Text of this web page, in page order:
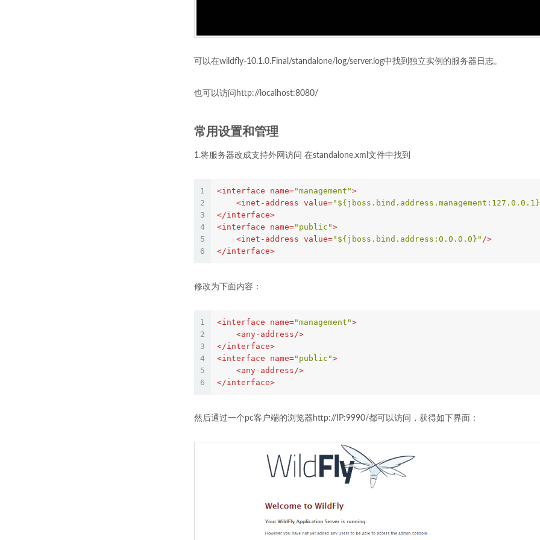
可以在wildfly-10.1.0.Final/standalone/log/server.log中找到独立实例的服务器日志。
也可以访问http://localhost:8080/
常用设置和管理
1.将服务器改成支持外网访问 在standalone.xml文件中找到
1
2
3
4
5
6
<interface name="management">
<inet-address value=
</interface>
<interface name="public">
<inet-address value="${jboss.bind.address:0.0.0.0}" />
</interface>
修改为下面内容：
1
2
3
4
5
6
<interface name="management">
<any-address/>
</interface>
<interface name="public">
<any-address/>
</interface>
然后通过一个pc客户端的浏览器http://IP:9990/都可以访问，获得如下界面：